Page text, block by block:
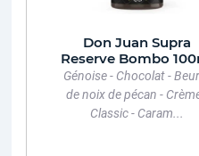
Don Juan Supra
Reserve Bombo
Génoise - Chocolat -
de noix de pécan -
Classic - Caram...